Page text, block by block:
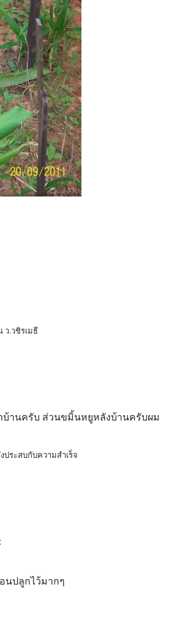
.วชิรเมธี
านครับ ส่วนขมิ้นหยูหลังบ้านครับผม
ประสบกับความสำเร็จ
นปลูกไว้มากๆ